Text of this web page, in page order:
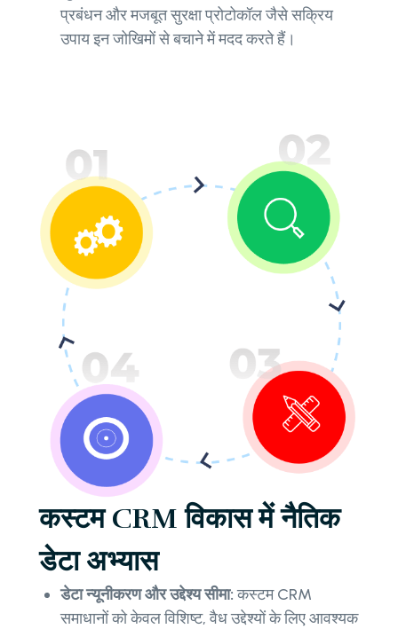
प्रबंधन और मजबूत सुरक्षा प्रोटोकॉल जैसे सक्रिय
उपाय इन जोखिमों से बचाने में मदद करते हैं।
कस्टम CRM विकास में नैतिक
डेटा अभ्यास
डेटा न्यूनीकरण और उद्देश्य सीमा:कस्टम CRM
समाधानों को केवल विशिष्ट, वैध उद्देश्यों के लिए आवश्यक